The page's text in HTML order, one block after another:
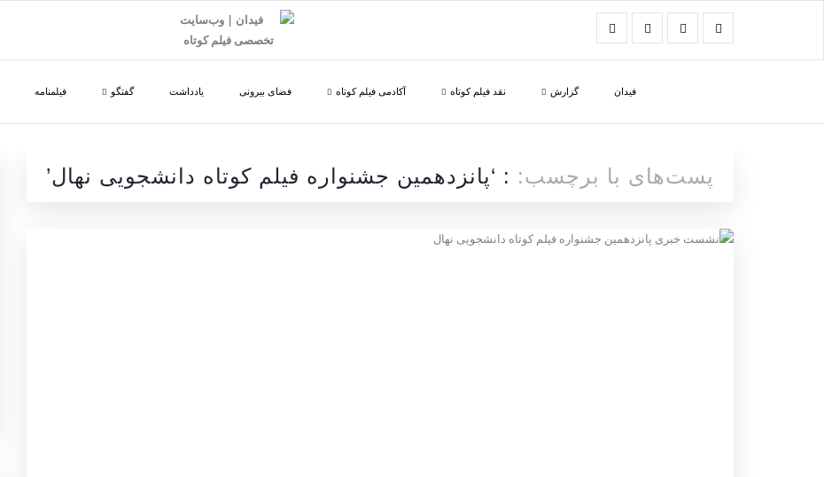
فیدان گزارش نقد فیلم کوتاه آکادمی فیلم کوتاه فضای بیرونی یادداشت گفتگو فیلمنامه
پست‌های با برچسب: : ‘پانزدهمین جشنواره فیلم کوتاه دانشجویی نهال’